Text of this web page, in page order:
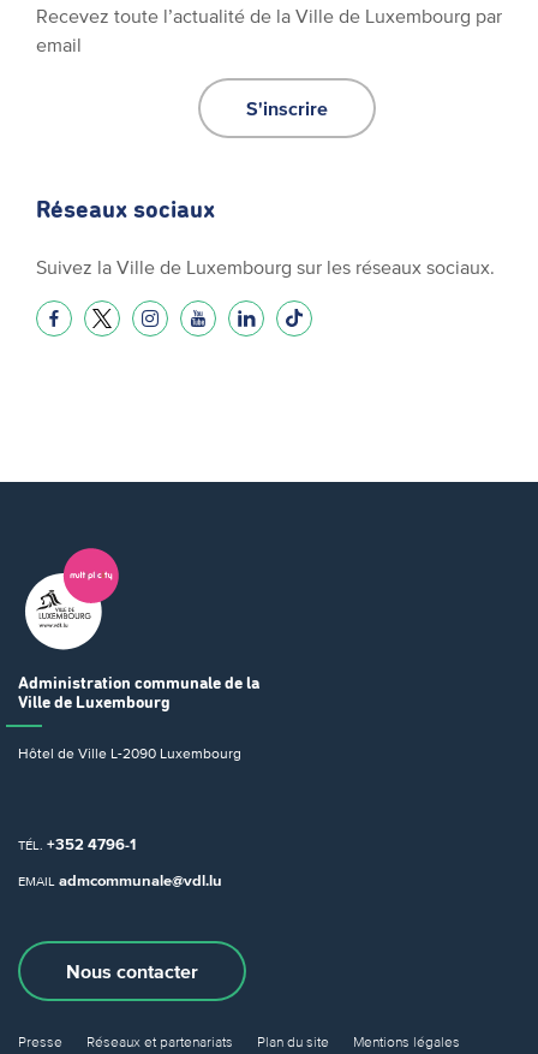
Recevez toute l’actualité de la Ville de Luxembourg par
email
S'inscrire
Réseaux sociaux
Suivez la Ville de Luxembourg sur les réseaux sociaux.
Administration communale de la
Ville de Luxembourg
Hôtel de Ville L-2090 Luxembourg
TÉL. +352 4796-1
EMAIL admcommunale@vdl.lu
Nous contacter
Presse Réseaux et partenariats Plan du site Mentions légales